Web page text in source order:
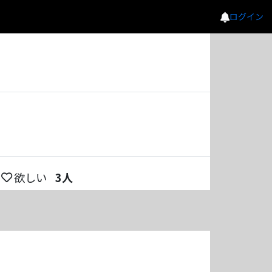
ログイン
欲しい 3人